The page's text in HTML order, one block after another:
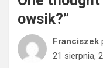
owsik?”
Franciszek
21 sierpnia,